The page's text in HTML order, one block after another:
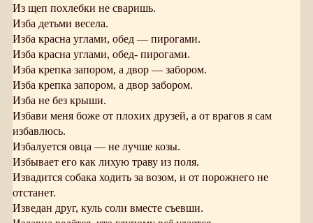
Из щеп похлебки не сваришь.
Изба детьми весела.
Изба красна углами, обед — пирогами.
Изба красна углами, обед- пирогами.
Изба крепка запором, а двор — забором.
Изба крепка запором, а двор забором.
Изба не без крыши.
Избави меня боже от плохих друзей, а от врагов я сам
избавлюсь.
Избалуется овца — не лучше козы.
Избывает его как лихую траву из поля.
Извадится собака ходить за возом, и от порожнего не
отстанет.
Изведан друг, куль соли вместе съевши.